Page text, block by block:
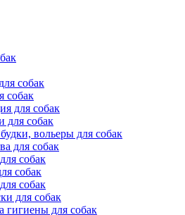
собак
собак
для собак
для собак
вольеры для собак
для собак
собак
собак
собак
для собак
гигиены для собак